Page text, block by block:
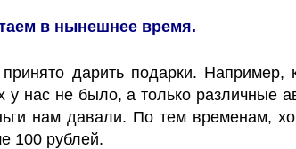
в нынешнее время.
дарить подарки. Например,
нас не было, а только различные
нам давали. По тем временам,
100 рублей.